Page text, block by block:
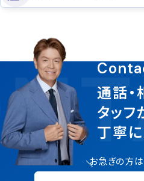
通話
タッフ
丁寧
お急ぎの方